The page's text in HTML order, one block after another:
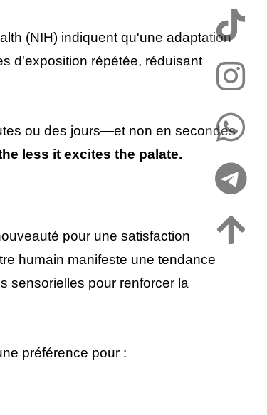
(NIH) indiquent qu'une adaptation
d'exposition répétée, réduisant
ou des jours—et non en secondes
less it excites the palate.
pour une satisfaction
humain manifeste une tendance
sensorielles pour renforcer la
préférence pour :